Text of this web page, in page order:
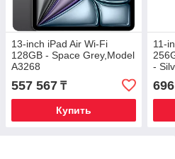
13-inch iPad Air Wi-Fi
128GB - Space Grey,Model
A3268
557 567₸
Купить
11-
-